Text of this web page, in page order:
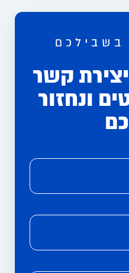
בשבילכם
קשר
ונחזור